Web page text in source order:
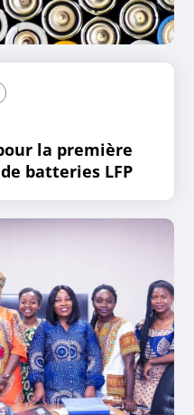
la première
batteries LFP